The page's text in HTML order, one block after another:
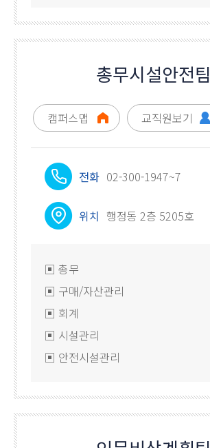
총무시설안전팀
캠퍼스맵 교직원보기
전화 02-300-1947~7
위치 행정동 2층 5205호
▣ 총무
▣ 구매/자산관리
▣ 회계
▣ 시설관리
▣ 안전시설관리